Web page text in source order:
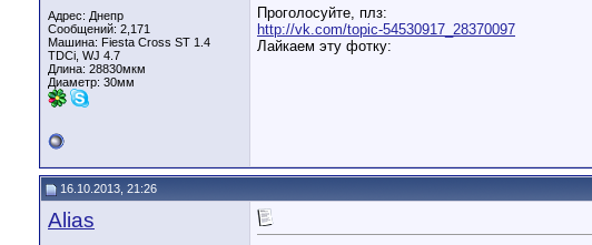
Адрес: Днепр
Сообщений: 2,171
Машина: Fiesta Cross ST 1.4
TDCi, WJ 4.7
Длина: 28830мкм
Диаметр: 30мм
Проголосуйте, плз:
http://vk.com/topic-54530917_28370097
Лайкаем эту фотку:
16.10.2013, 21:26
Alias